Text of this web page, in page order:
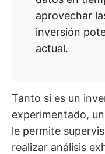
aprovechar
inversión
actual.
Tanto si es un
experimentado,
le permite
realizar análisis